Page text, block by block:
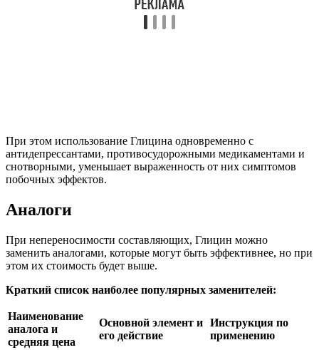
При этом использование Глицина одновременно с
антидепрессантами, противосудорожными медикаментами и
снотворными, уменьшает выраженность от них симптомов
побочных эффектов.
Аналоги
При непереносимости составляющих, Глицин можно
заменить аналогами, которые могут быть эффективнее, но при
этом их стоимость будет выше.
Краткий список наиболее популярных заменителей:
Наименование
аналога и
средняя цена
Основной элемент и
его действие
Инструкция по
применению